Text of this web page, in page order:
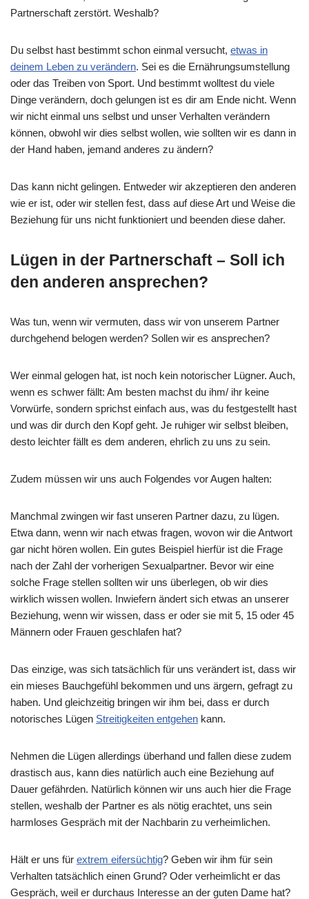
Partnerschaft zerstört. Weshalb?
Du selbst hast bestimmt schon einmal versucht, etwas in
deinem Leben zu verändern. Sei es die Ernährungsumstellung
oder das Treiben von Sport. Und bestimmt wolltest du viele
Dinge verändern, doch gelungen ist es dir am Ende nicht. Wenn
wir nicht einmal uns selbst und unser Verhalten verändern
können, obwohl wir dies selbst wollen, wie sollten wir es dann in
der Hand haben, jemand anderes zu ändern?
Das kann nicht gelingen. Entweder wir akzeptieren den anderen
wie er ist, oder wir stellen fest, dass auf diese Art und Weise die
Beziehung für uns nicht funktioniert und beenden diese daher.
Lügen in der Partnerschaft – Soll ich
den anderen ansprechen?
Was tun, wenn wir vermuten, dass wir von unserem Partner
durchgehend belogen werden? Sollen wir es ansprechen?
Wer einmal gelogen hat, ist noch kein notorischer Lügner. Auch,
wenn es schwer fällt: Am besten machst du ihm/ ihr keine
Vorwürfe, sondern sprichst einfach aus, was du festgestellt hast
und was dir durch den Kopf geht. Je ruhiger wir selbst bleiben,
desto leichter fällt es dem anderen, ehrlich zu uns zu sein.
Zudem müssen wir uns auch Folgendes vor Augen halten:
Manchmal zwingen wir fast unseren Partner dazu, zu lügen.
Etwa dann, wenn wir nach etwas fragen, wovon wir die Antwort
gar nicht hören wollen. Ein gutes Beispiel hierfür ist die Frage
nach der Zahl der vorherigen Sexualpartner. Bevor wir eine
solche Frage stellen sollten wir uns überlegen, ob wir dies
wirklich wissen wollen. Inwiefern ändert sich etwas an unserer
Beziehung, wenn wir wissen, dass er oder sie mit 5, 15 oder 45
Männern oder Frauen geschlafen hat?
Das einzige, was sich tatsächlich für uns verändert ist, dass wir
ein mieses Bauchgefühl bekommen und uns ärgern, gefragt zu
haben. Und gleichzeitig bringen wir ihm bei, dass er durch
notorisches Lügen Streitigkeiten entgehen kann.
Nehmen die Lügen allerdings überhand und fallen diese zudem
drastisch aus, kann dies natürlich auch eine Beziehung auf
Dauer gefährden. Natürlich können wir uns auch hier die Frage
stellen, weshalb der Partner es als nötig erachtet, uns sein
harmloses Gespräch mit der Nachbarin zu verheimlichen.
Hält er uns für extrem eifersüchtig? Geben wir ihm für sein
Verhalten tatsächlich einen Grund? Oder verheimlicht er das
Gespräch, weil er durchaus Interesse an der guten Dame hat?